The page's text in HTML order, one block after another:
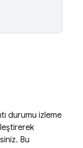
durumu izleme
Bu